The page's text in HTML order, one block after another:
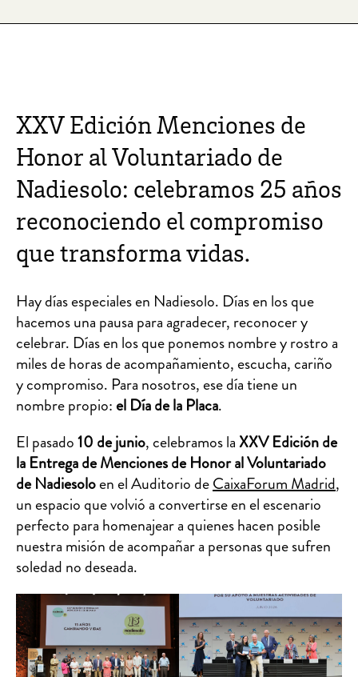
XXV Edición Menciones de
Honor al Voluntariado de
Nadiesolo: celebramos 25 años
reconociendo el compromiso
que transforma vidas.
Hay días especiales en Nadiesolo. Días en los que
hacemos una pausa para agradecer, reconocer y
celebrar. Días en los que ponemos nombre y rostro a
miles de horas de acompañamiento, escucha, cariño
y compromiso. Para nosotros, ese día tiene un
nombre propio:el Día de la Placa.
El pasado10 de junio, celebramos la XXV Edición de
la Entrega de Menciones de Honor al Voluntariado
de Nadiesoloen el Auditorio deCaixaForum Madrid,
un espacio que volvió a convertirse en el escenario
perfecto para homenajear a quienes hacen posible
nuestra misión de acompañar a personas que sufren
soledad no deseada.